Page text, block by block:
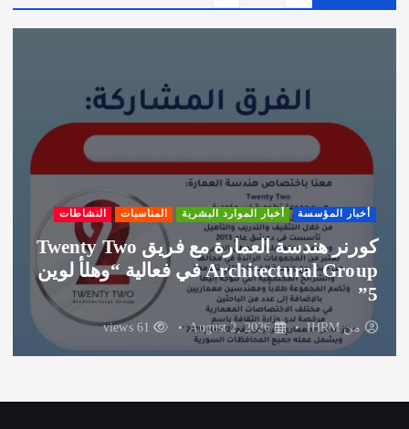
أخبار المؤسسة أخبار الموارد البشرية المناسبات النشاطات
شكر لشركة الغوطة راعي الضيافة لفعالية
وهلأ لوين
من IHRM
August 1, 2026
60 views